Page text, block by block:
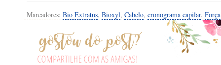
Marcadores: Bio Extratus, Bioxyl, Cabelo, cronograma capilar, Força